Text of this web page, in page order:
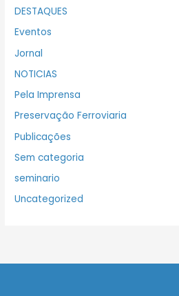
DESTAQUES
Eventos
Jornal
NOTICIAS
Pela Imprensa
Preservação Ferroviaria
Publicações
Sem categoria
seminario
Uncategorized